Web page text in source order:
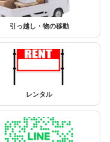
引っ越し・物の移動
レンタル